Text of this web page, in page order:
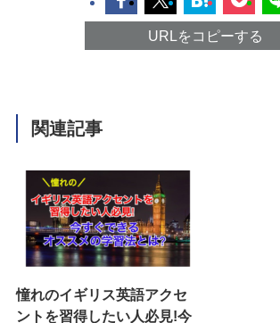
URLをコピーする
関連記事
憧れのイギリス英語アクセ
ントを習得したい人必見!今